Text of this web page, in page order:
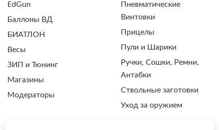
EdGun
Баллоны ВД
БИАТЛОН
Весы
ЗИП и Тюнинг
Магазины
Модераторы
Пневматические
Винтовки
Прицелы
Пули и Шарики
Ручки, Сошки, Ремни,
Антабки
Ствольные заготовки
Уход за оружием